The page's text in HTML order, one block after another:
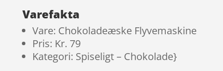
Varefakta
Vare: Chokoladeæske Flyvemaskine
Pris: Kr. 79
Kategori: Spiseligt – Chokolade}